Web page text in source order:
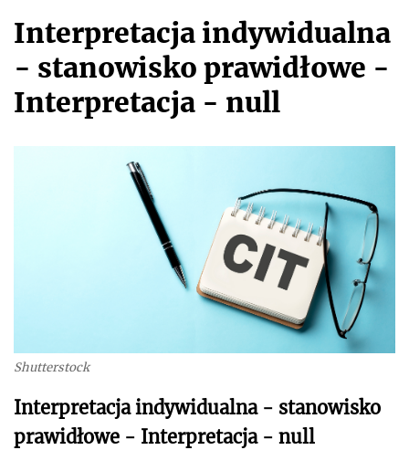
Interpretacja indywidualna
- stanowisko prawidłowe -
Interpretacja - null
Shutterstock
Interpretacja indywidualna - stanowisko
prawidłowe - Interpretacja - null